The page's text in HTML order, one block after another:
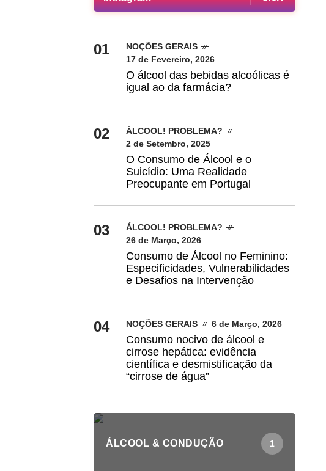
01
NOÇÕES GERAIS
17 de Fevereiro, 2026
O álcool das bebidas alcoólicas é
igual ao da farmácia?
02
ÁLCOOL! PROBLEMA?
2 de Setembro, 2025
O Consumo de Álcool e o
Suicídio: Uma Realidade
Preocupante em Portugal
03
ÁLCOOL! PROBLEMA?
26 de Março, 2026
Consumo de Álcool no Feminino:
Especificidades, Vulnerabilidades
e Desafios na Intervenção
04 NOÇÕES GERAIS 6 de Março, 2026
Consumo nocivo de álcool e
cirrose hepática: evidência
científica e desmistificação da
“cirrose de água”
ÁLCOOL & CONDUÇÃO 1